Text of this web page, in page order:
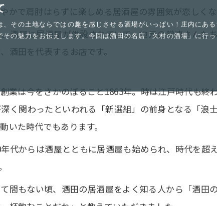
、その土地ならではの趣を感じさせる酒場がいっぱい！庄内にあ
その魅力をお伝えします。今回は酒田の名店「久村の酒場」に行っ
かで肩肘はらずに楽しめる居酒屋の雰囲気が恋しくな
酒屋に居酒屋が併設されていて、地元の常連さんた
酒田を代表するお店です。
業は今をさかのぼること1863年。時は江戸時代も終
く関わったといわれる「新選組」の前身となる「浪
いた時代でもあります。
代からは酒屋とともに居酒屋も始められ、時代を超
間もない頃、酒田の居酒屋をよく知る人から「酒田